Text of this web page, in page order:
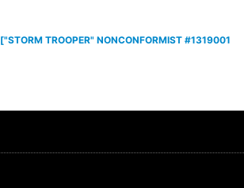
["STORM TROOPER" NONCONFORMIST #1319001